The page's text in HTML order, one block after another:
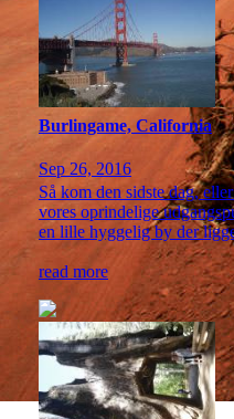
Burlingame, California
Sep 26, 2016
Så kom den sidste dag,
vores oprindelige
en lille hyggelig by der
read more